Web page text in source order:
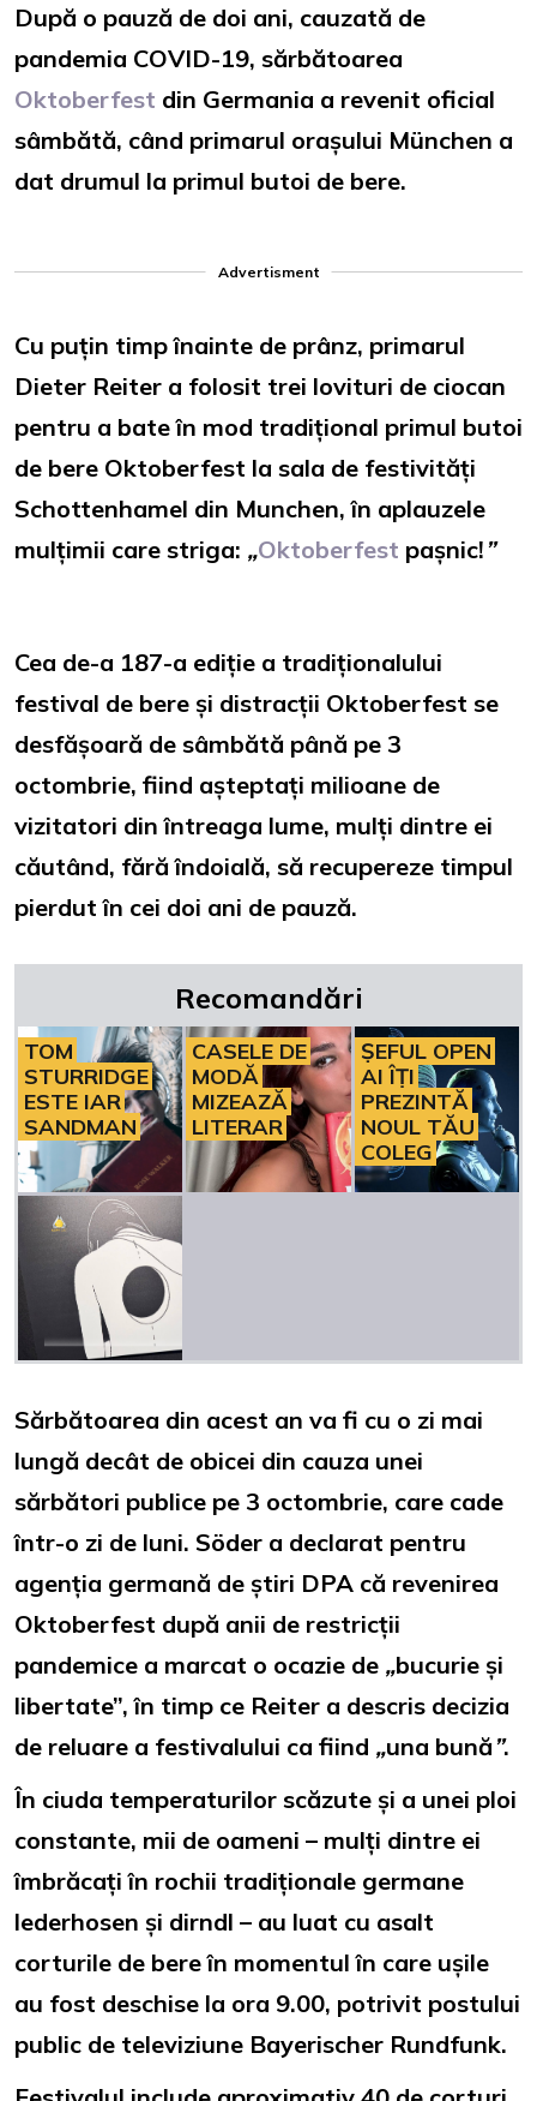
După o pauză de doi ani, cauzată de
pandemia COVID-19, sărbătoarea
Oktoberfest din Germania a revenit oficial
sâmbătă, când primarul orașului München a
dat drumul la primul butoi de bere.
Advertisment
Cu puțin timp înainte de prânz, primarul
Dieter Reiter a folosit trei lovituri de ciocan
pentru a bate în mod tradițional primul butoi
de bere Oktoberfest la sala de festivități
Schottenhamel din Munchen, în aplauzele
mulțimii care striga: „Oktoberfest pașnic!”
Cea de-a 187-a ediție a tradiționalului
festival de bere și distracții Oktoberfest se
desfășoară de sâmbătă până pe 3
octombrie, fiind așteptați milioane de
vizitatori din întreaga lume, mulți dintre ei
căutând, fără îndoială, să recupereze timpul
pierdut în cei doi ani de pauză.
Recomandări
TOM
STURRIDGE
ESTE IAR
SANDMAN
CASELE DE
MODĂ
MIZEAZĂ
LITERAR
ȘEFUL OPEN
AI ÎȚI
PREZINTĂ
NOUL TĂU
COLEG
Sărbătoarea din acest an va fi cu o zi mai
lungă decât de obicei din cauza unei
sărbători publice pe 3 octombrie, care cade
într-o zi de luni. Söder a declarat pentru
agenția germană de știri DPA că revenirea
Oktoberfest după anii de restricții
pandemice a marcat o ocazie de „bucurie și
libertate”, în timp ce Reiter a descris decizia
de reluare a festivalului ca fiind „una bună”.
În ciuda temperaturilor scăzute și a unei ploi
constante, mii de oameni – mulți dintre ei
îmbrăcați în rochii tradiționale germane
lederhosen și dirndl – au luat cu asalt
corturile de bere în momentul în care ușile
au fost deschise la ora 9.00, potrivit postului
public de televiziune Bayerischer Rundfunk.